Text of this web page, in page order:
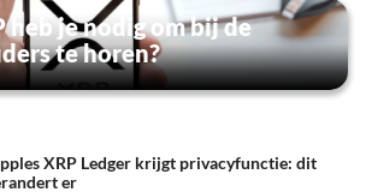
heb je nodig om bij de
te horen?
XRP Ledger krijgt privacyfunctie: dit
er